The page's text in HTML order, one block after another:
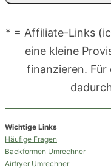
* = Affiliate-Links
eine kleine
finanzieren. Für
Wichtige Links
Häufige Fragen
Backformen Umrechner
Airfryer Umrechner